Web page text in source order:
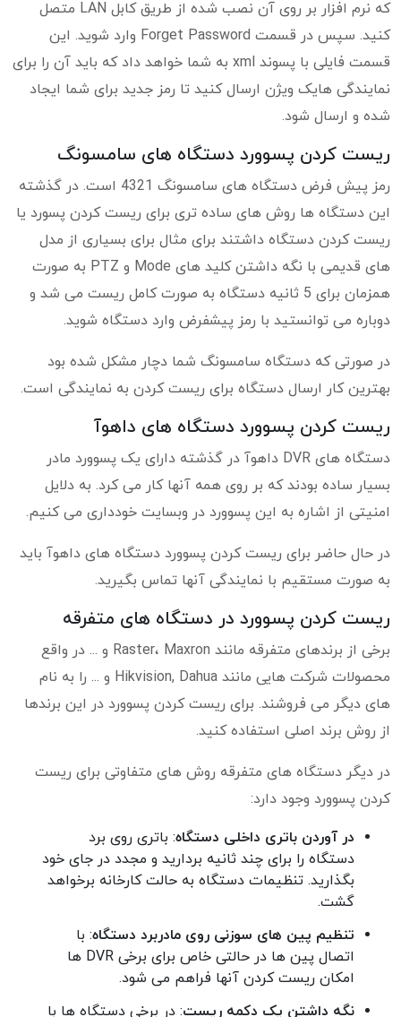
که نرم افزار بر روی آن نصب شده از طریق کابل LAN متصل
کنید. سپس در قسمت Forget Password وارد شوید. این
قسمت فایلی با پسوند xml به شما خواهد داد که باید آن را برای
نمایندگی هایک ویژن ارسال کنید تا رمز جدید برای شما ایجاد
شده و ارسال شود.
ریست کردن پسوورد دستگاه های سامسونگ
رمز پیش فرض دستگاه های سامسونگ 4321 است. در گذشته
این دستگاه ها روش های ساده تری برای ریست کردن پسورد یا
ریست کردن دستگاه داشتند برای مثال برای بسیاری از مدل
های قدیمی با نگه داشتن کلید های Mode و PTZ به صورت
همزمان برای 5 ثانیه دستگاه به صورت کامل ریست می شد و
دوباره می توانستید با رمز پیشفرض وارد دستگاه شوید.
در صورتی که دستگاه سامسونگ شما دچار مشکل شده بود
بهترین کار ارسال دستگاه برای ریست کردن به نمایندگی است.
ریست کردن پسوورد دستگاه های داهوآ
دستگاه های DVR داهوآ در گذشته دارای یک پسوورد مادر
بسیار ساده بودند که بر روی همه آنها کار می کرد. به دلایل
امنیتی از اشاره به این پسوورد در وبسایت خودداری می کنیم.
در حال حاضر برای ریست کردن پسوورد دستگاه های داهوآ باید
به صورت مستقیم با نمایندگی آنها تماس بگیرید.
ریست کردن پسوورد در دستگاه های متفرقه
برخی از برندهای متفرقه مانند Raster، Maxron و ... در واقع
محصولات شرکت هایی مانند Hikvision, Dahua و ... را به نام
های دیگر می فروشند. برای ریست کردن پسوورد در این برندها
از روش برند اصلی استفاده کنید.
در دیگر دستگاه های متفرقه روش های متفاوتی برای ریست
کردن پسوورد وجود دارد:
در آوردن باتری داخلی دستگاه: باتری روی برد
دستگاه را برای چند ثانیه بردارید و مجدد در جای خود
بگذارید. تنظیمات دستگاه به حالت کارخانه برخواهد
گشت.
تنظیم پین های سوزنی روی مادربرد دستگاه: با
اتصال پین ها در حالتی خاص برای برخی DVR ها
امکان ریست کردن آنها فراهم می شود.
نگه داشتن یک دکمه ریست: در برخی دستگاه ها با